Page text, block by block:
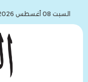
السبت 08 أغسطس 2026